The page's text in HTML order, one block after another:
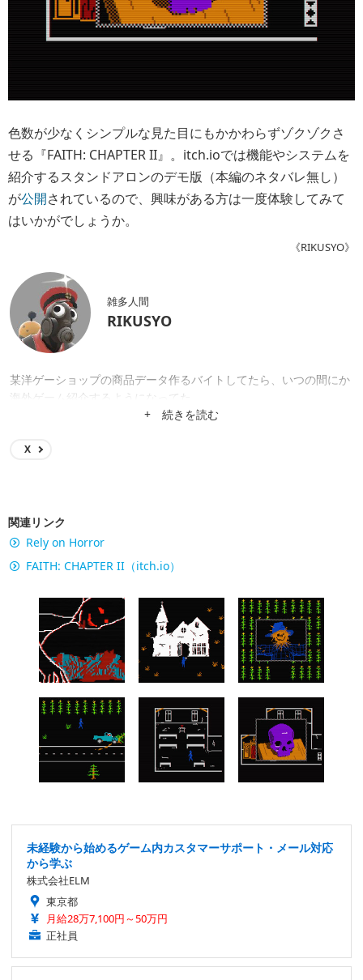
色数が少なくシンプルな見た目にもかかわらずゾクゾクさ
せる『FAITH: CHAPTER II』。itch.ioでは機能やシステムを
紹介するスタンドアロンのデモ版（本編のネタバレ無し）
が公開されているので、興味がある方は一度体験してみて
はいかがでしょうか。
《RIKUSYO》
雑多人間
RIKUSYO
某洋ゲーショップの商品データ作るバイトしてたら、いつの間にか
海外ゲーム紹介するようになってた。
+ 続きを読む
X
関連リンク
Rely on Horror
FAITH: CHAPTER II（itch.io）
未経験から始めるゲーム内カスタマーサポート・メール対応
から学ぶ
株式会社ELM
東京都
月給28万7,100円～50万円
正社員